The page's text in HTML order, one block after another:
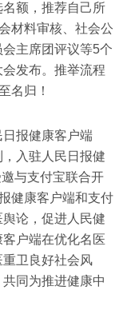
额，推荐自己所
材料审核、社会公
主席团评议等5个
发布。推举流程
名归！
报健康客户端
，入驻人民日报健
与支付宝联合开
健康客户端和支付
论，促进人民健
户端在优化名医
卫良好社会风
同为推进健康中